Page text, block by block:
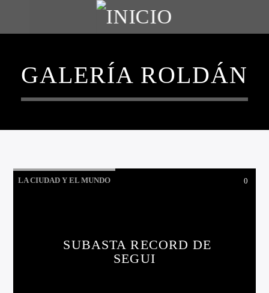
GALERÍA ROLDÁN
LA CIUDAD Y EL MUNDO 0
SUBASTA RECORD DE
SEGUI